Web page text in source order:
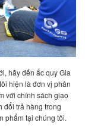
hãy đến ắc quy Gia
hiện là đơn vị phân
với chính sách giao
đổi trả hàng trong
phẩm tại chúng tôi.